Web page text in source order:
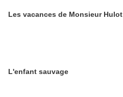
Les vacances de Monsieur Hulot
L'enfant sauvage